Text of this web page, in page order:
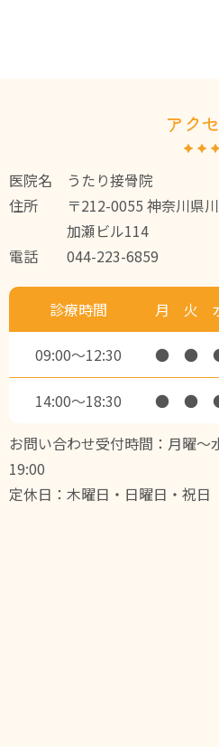
アク
医院名
うたり接骨院
住所
〒212-0055 神奈川県
加瀬ビル114
電話
044-223-6859
診療時間 月 火
09:00～12:30 ● ●
14:00～18:30 ● ●
お問い合わせ受付時間：月曜
19:00
定休日：木曜日・日曜日・祝日